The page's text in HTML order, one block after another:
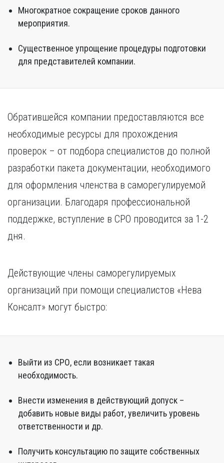
Многократное сокращение сроков данного
мероприятия.
Существенное упрощение процедуры подготовки
для представителей компании.
Обратившейся компании предоставляются все
необходимые ресурсы для прохождения
проверок – от подбора специалистов до полной
разработки пакета документации, необходимого
для оформления членства в саморегулируемой
организации. Благодаря профессиональной
поддержке, вступление в СРО проводится за 1-2
дня.
Действующие члены саморегулируемых
организаций при помощи специалистов «Нева
Консалт» могут быстро:
Выйти из СРО, если возникает такая
необходимость.
Внести изменения в действующий допуск –
добавить новые виды работ, увеличить уровень
ответственности и др.
Получить консультацию по защите собственных